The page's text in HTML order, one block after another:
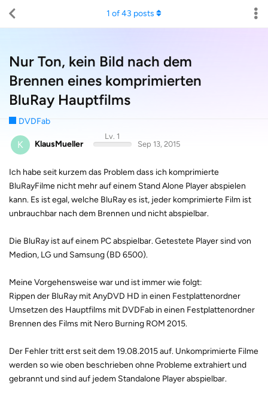
Nur Ton, kein Bild nach dem
Brennen eines komprimierten
BluRay Hauptfilms
DVDFab
1 of43 posts
K KlausMueller
Lv. 1
Sep 13, 2015
Ich habe seit kurzem das Problem dass ich komprimierte
BluRayFilme nicht mehr auf einem Stand Alone Player abspielen
kann. Es ist egal, welche BluRay es ist, jeder komprimierte Film ist
unbrauchbar nach dem Brennen und nicht abspielbar.
Die BluRay ist auf einem PC abspielbar. Getestete Player sind von
Medion, LG und Samsung (BD 6500).
Meine Vorgehensweise war und ist immer wie folgt:
Rippen der BluRay mit AnyDVD HD in einen Festplattenordner
Umsetzen des Hauptfilms mit DVDFab in einen Festplattenordner
Brennen des Films mit Nero Burning ROM 2015.
Der Fehler tritt erst seit dem 19.08.2015 auf. Unkomprimierte Filme
werden so wie oben beschrieben ohne Probleme extrahiert und
gebrannt und sind auf jedem Standalone Player abspielbar.